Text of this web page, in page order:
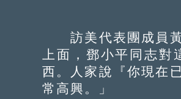
訪美代表團成員黃
上面，鄧小平同志
西。人家說『你現在
常高興。」